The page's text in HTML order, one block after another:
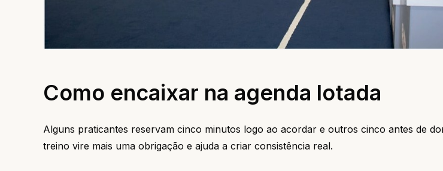
Como encaixar na agenda lotada
Alguns praticantes reservam cinco minutos logo ao acordar e outros cinco antes de
treino vire mais uma obrigação e ajuda a criar consistência real.